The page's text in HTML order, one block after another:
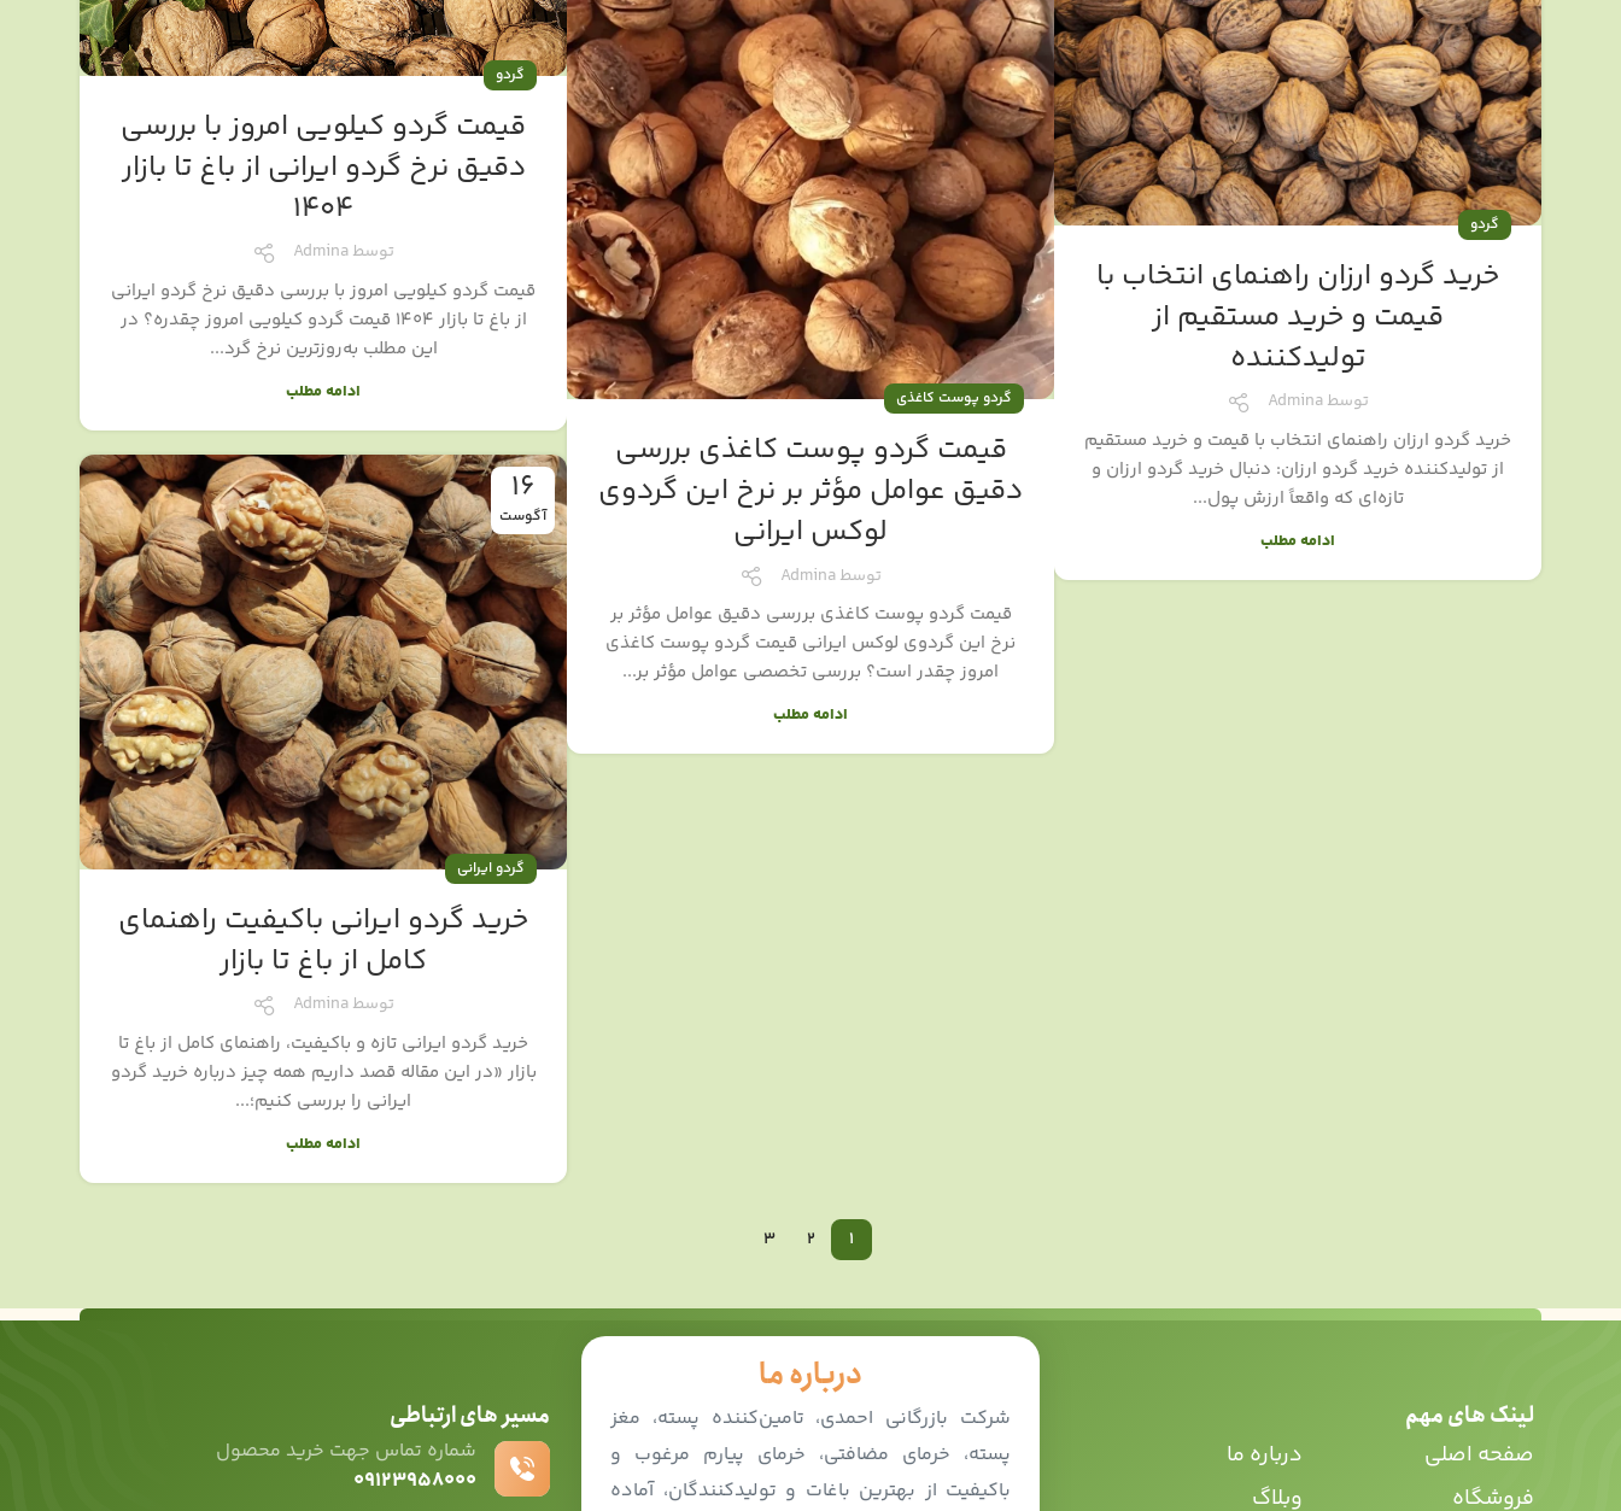
گردو
قیمت گردو کیلویی امروز با بررسی
دقیق نرخ گردو ایرانی از باغ تا بازار
1404
توسطAdmina
قیمت گردو کیلویی امروز با بررسی دقیق نرخ گردو ایرانی
از باغ تا بازار ۱۴۰۴ قیمت گردو کیلویی امروز چقدره؟ در
این مطلب به‌روزترین نرخ گرد...
ادامه مطلب
گردو
خرید گردو ارزان راهنمای انتخاب با
قیمت و خرید مستقیم از
تولیدکننده
توسطAdmina
خرید گردو ارزان راهنمای انتخاب با قیمت و خرید مستقیم
از تولیدکننده خرید گردو ارزان: دنبال خرید گردو ارزان و
تازه‌ای که واقعاً ارزش پول...
ادامه مطلب
گردو پوست کاغذی
قیمت گردو پوست کاغذی بررسی
دقیق عوامل مؤثر بر نرخ این گردوی
لوکس ایرانی
توسطAdmina
قیمت گردو پوست کاغذی بررسی دقیق عوامل مؤثر بر
نرخ این گردوی لوکس ایرانی قیمت گردو پوست کاغذی
امروز چقدر است؟ بررسی تخصصی عوامل مؤثر بر...
ادامه مطلب
16
آگوست
گردو ایرانی
خرید گردو ایرانی باکیفیت راهنمای
کامل از باغ تا بازار
توسطAdmina
خرید گردو ایرانی تازه و باکیفیت، راهنمای کامل از باغ تا
بازار «در این مقاله قصد داریم همه چیز درباره خرید گردو
ایرانی را بررسی کنیم؛...
ادامه مطلب
1
2
3
لینک های مهم
صفحه اصلی
فروشگاه
درباره ما
وبلاگ
درباره ما
شرکت بازرگانی احمدی، تامین‌کننده پسته، مغز
پسته، خرمای مضافتی، خرمای پیارم مرغوب و
باکیفیت از بهترین باغات و تولیدکنندگان، آماده
مسیر های ارتباطی
شماره تماس جهت خرید محصول
۰۹۱۲۳۹۵۸۰۰۰